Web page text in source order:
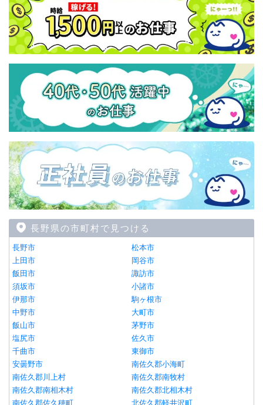
長野県の市町村で見つける
長野市
松本市
上田市
岡谷市
飯田市
諏訪市
須坂市
小諸市
伊那市
駒ヶ根市
中野市
大町市
飯山市
茅野市
塩尻市
佐久市
千曲市
東御市
安曇野市
南佐久郡小海町
南佐久郡川上村
南佐久郡南牧村
南佐久郡南相木村
南佐久郡北相木村
南佐久郡佐久穂町
北佐久郡軽井沢町